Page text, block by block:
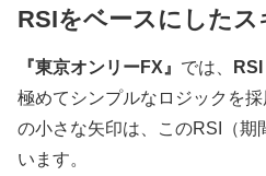
RSIをベースにした
『東京オンリーFX』 では、 RSI
極めてシンプルなロジックを
の小さな矢印は、このRSI（期
います。